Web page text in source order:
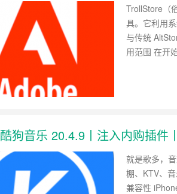
TrollStore（
具。它利用
与传统
用范围 在开
酷狗音乐 20.4.9丨注入内购插件
就是歌多，
棚、KTV、
兼容性